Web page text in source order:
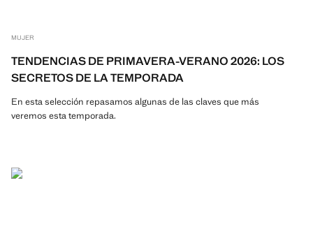
MUJER
TENDENCIAS DE PRIMAVERA-VERANO 2026: LOS
SECRETOS DE LA TEMPORADA
En esta selección repasamos algunas de las claves que más
veremos esta temporada.